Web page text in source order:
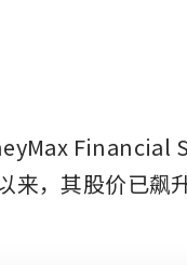
Financial
来，其股价已飙